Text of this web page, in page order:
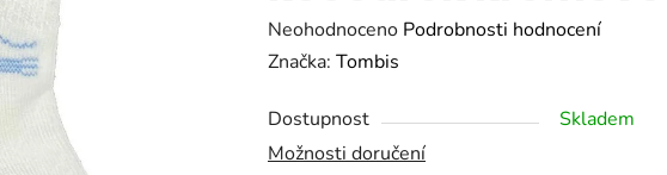
Průměrné
hodnocení
je
0,0
Neohodnoceno Podrobnosti hodnocení
Značka: Tombis
Dostupnost
Skladem
Možnosti doručení